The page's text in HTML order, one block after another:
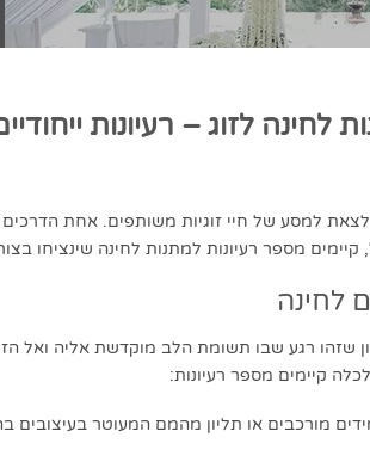
לחינה לזוג – רעיונות
למסע של חיי זוגיות משותפים. אחת
מספר רעיונות למתנות לחינה שינציחו
לחינה
שזהו רגע שבו תשומת הלב מוקדשת אליה ואל
קיימים מספר רעיונות:
מורכבים או תליון מהמם המעוטר